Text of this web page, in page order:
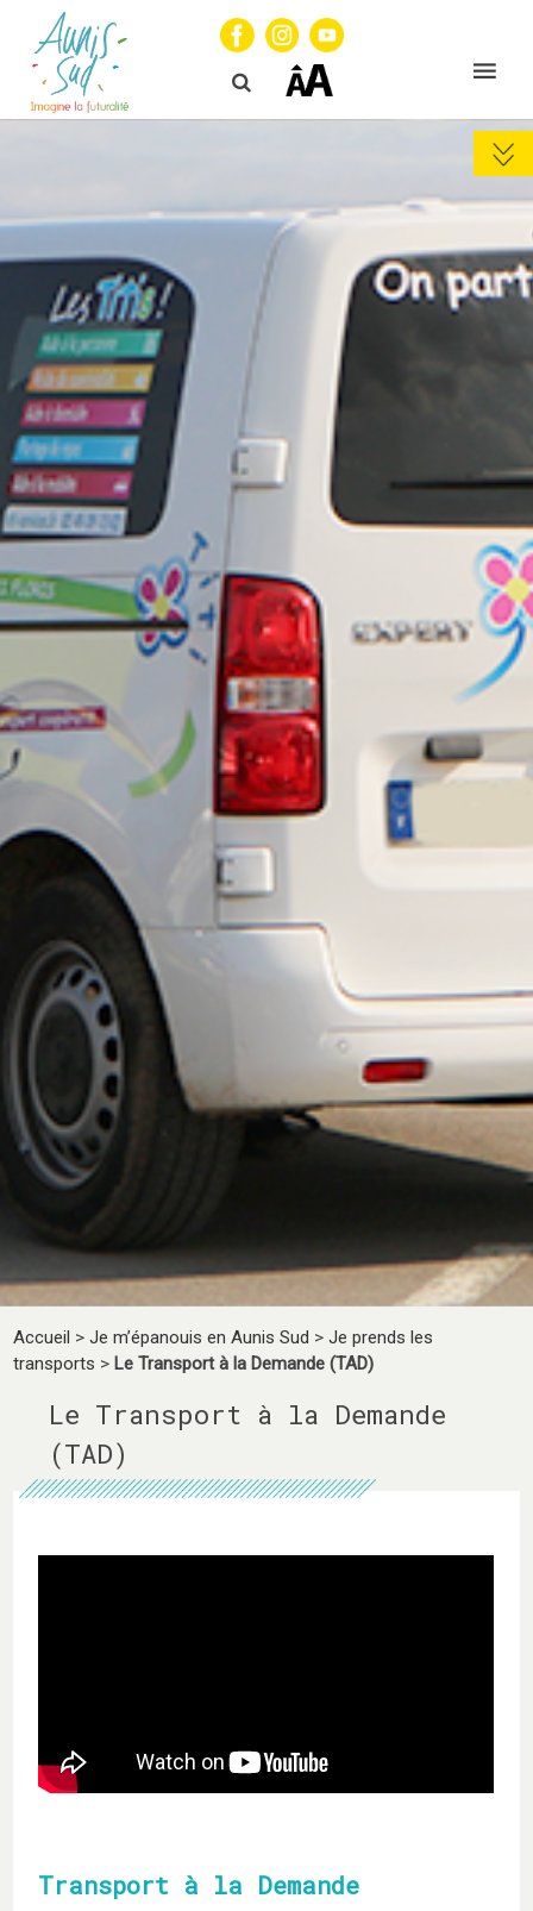
Accueil >Je m’épanouis en Aunis Sud >Je prends les
transports > Le Transport à la Demande (TAD)
Le Transport à la Demande
(TAD)
Transport à la Demande